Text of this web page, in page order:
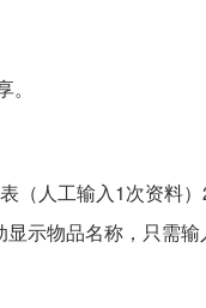
（人工输入1次资料）2
示物品名称，只需输